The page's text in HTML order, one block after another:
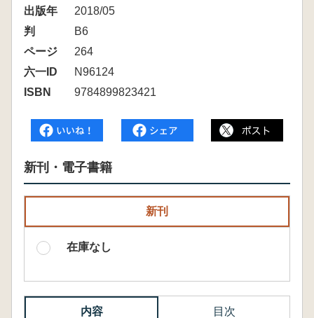
出版年
2018/05
判
B6
ページ
264
六一ID
N96124
ISBN
9784899823421
新刊・電子書籍
新刊
在庫なし
内容 目次